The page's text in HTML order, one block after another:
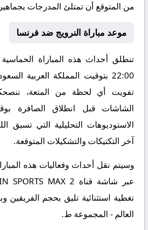
من المتوقع أن تمتلئ المدرجات
موعد مباراة النرويج ضد فرنسا
تنطلق أحداث هذه المباراة
22:00 بتوقيت المملكة العربية
تفويت أي لحظة من المتعة،
الشاشات قبل انطلاق الصافرة
الاستوديوهات التحليلية التي تسبق
آخر التكتيكات والتشكيلات المتوقعة.
​وسيتم نقل أحداث وفعاليات هذه
تغطية استثنائية تليق بحجم
العالم - المجموعة ط.